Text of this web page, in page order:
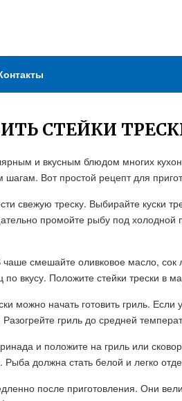
СТЕЙКИ
и вкусным блюдом многих
Вот простой рецепт для
свежую треску. Выбирайте куски
промойте рыбу под
смешайте оливковое масло,
вкусу. Положите стейки трески в
можно начать готовить гриль.
гриль до средней
и положите на гриль или
Рыба должна стать белой и легко
после приготовления. Они